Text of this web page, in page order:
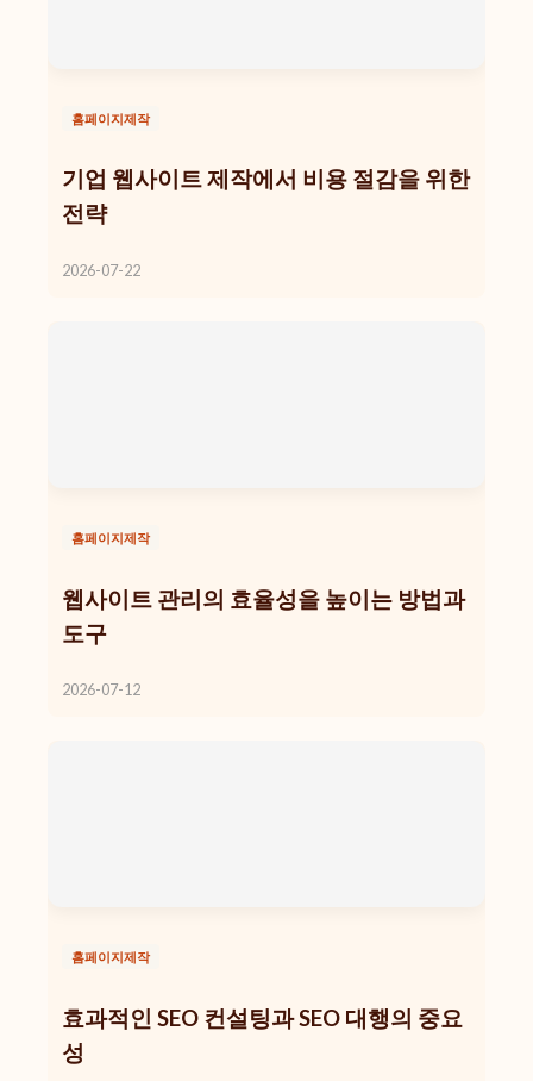
홈페이지제작
기업 웹사이트 제작에서 비용 절감을 위한
전략
2026-07-22
홈페이지제작
웹사이트 관리의 효율성을 높이는 방법과
도구
2026-07-12
홈페이지제작
효과적인 SEO 컨설팅과 SEO 대행의 중요
성